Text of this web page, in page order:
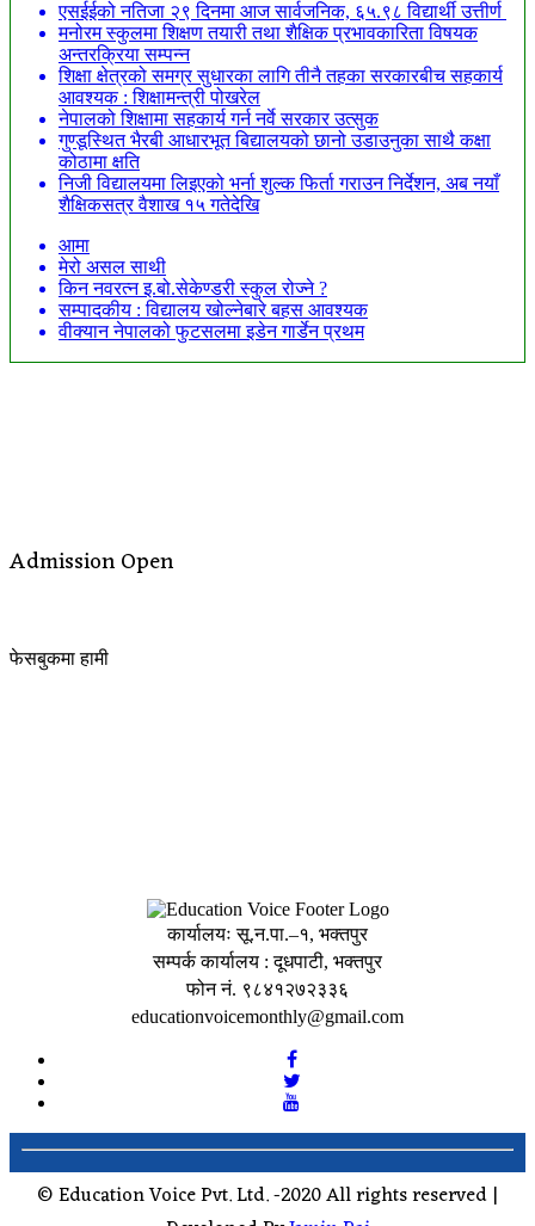
एसईईको नतिजा २९ दिनमा आज सार्वजनिक, ६५.९८ विद्यार्थी उत्तीर्ण
मनोरम स्कुलमा शिक्षण तयारी तथा शैक्षिक प्रभावकारिता विषयक
अन्तरक्रिया सम्पन्न
शिक्षा क्षेत्रको समग्र सुधारका लागि तीनै तहका सरकारबीच सहकार्य
आवश्यक : शिक्षामन्त्री पोखरेल
नेपालको शिक्षामा सहकार्य गर्न नर्वे सरकार उत्सुक
गुण्डूस्थित भैरबी आधारभूत बिद्यालयको छानो उडाउनुका साथै कक्षा
कोठामा क्षति
निजी विद्यालयमा लिइएको भर्ना शुल्क फिर्ता गराउन निर्देशन, अब नयाँ
शैक्षिकसत्र वैशाख १५ गतेदेखि
आमा
मेरो असल साथी
किन नवरत्न इ.बो.सेकेण्डरी स्कुल रोज्ने ?
सम्पादकीय : विद्यालय खोल्नेबारे बहस आवश्यक
वीक्यान नेपालको फुटसलमा इडेन गार्डेन प्रथम
Admission Open
फेसबुकमा हामी
कार्यालयः सू.न.पा.–१, भक्तपुर
सम्पर्क कार्यालय : दूधपाटी, भक्तपुर
फोन नं. ९८४१२७२३३६
educationvoicemonthly@gmail.com
© Education Voice Pvt. Ltd. -2020 All rights reserved |